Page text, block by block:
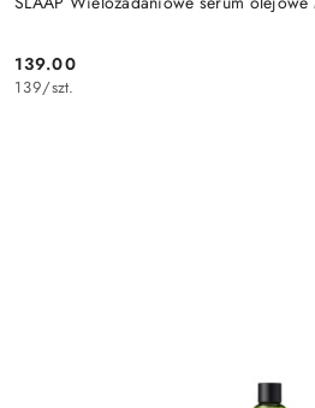
Cena:
139.00
139/szt.